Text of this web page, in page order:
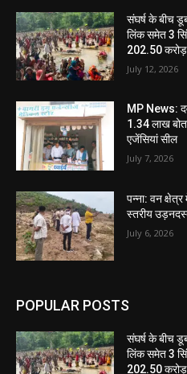
संघर्ष के बीच
लिंक समेत 3
202.50
July 12, 2026
MP News:
1.34 लाख
एजेंसियां सील
July 7, 2026
पन्ना: वन
स्तरीय
July 6, 2026
POPULAR POSTS
संघर्ष के बीच
लिंक समेत 3
202.50